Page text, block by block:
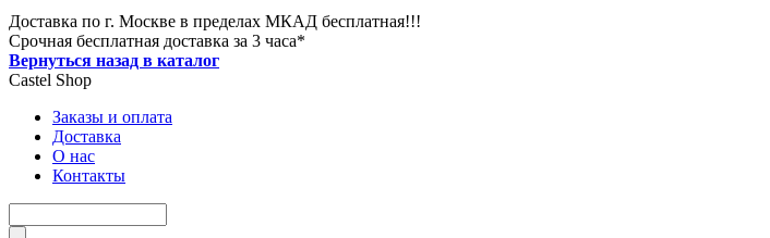
Доставка по г. Москве в пределах МКАД бесплатная!!!
Срочная бесплатная доставка за 3 часа*
Вернуться назад в каталог
Castel Shop
Заказы и оплата
Доставка
О нас
Контакты